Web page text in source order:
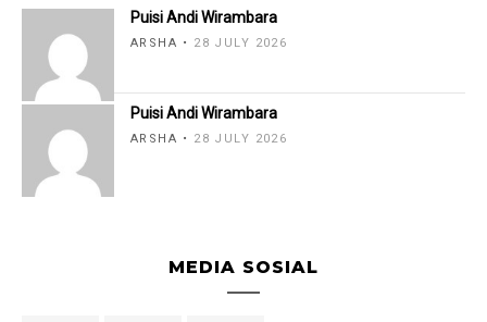
Puisi Andi Wirambara
ARSHA 28 JULY 2026
Puisi Andi Wirambara
ARSHA 28 JULY 2026
MEDIA SOSIAL